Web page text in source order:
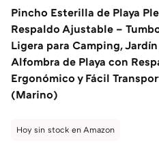
Pincho Esterilla de Playa
Respaldo Ajustable –
Ligera para Camping,
Alfombra de Playa con
Ergonómico y Fácil
(Marino)
Hoy sin stock en Amazon